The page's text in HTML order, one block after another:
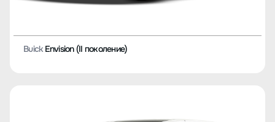
BuickEnvision (II поколение)